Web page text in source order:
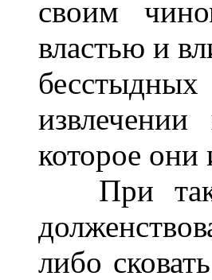
своим
властью и
которое они
При
либо